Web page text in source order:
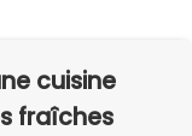
cuisine
fraîches